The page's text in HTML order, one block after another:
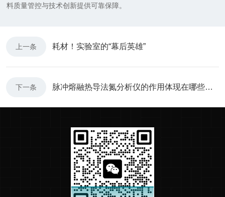
料质量管控与技术创新提供可靠保障。
上一条 耗材！实验室的“幕后英雄”
下一条 脉冲熔融热导法氮分析仪的作用体现在哪些方面？